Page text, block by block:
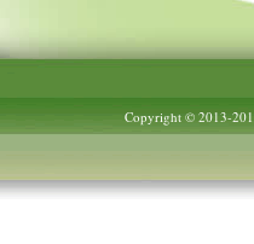
Copyright © 2013-